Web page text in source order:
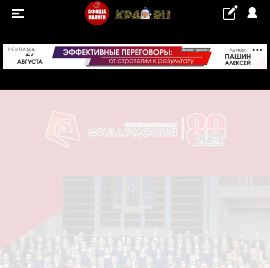
РЕКЛАМА +18...+19 °С
СОБЫТИЯ
Концерты
Выставки